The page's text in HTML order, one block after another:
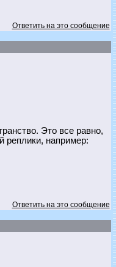
Ответить на это сообщение
Это все равно,
реплики, например:
Ответить на это сообщение